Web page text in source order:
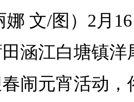
娜 文/图）2月
涵江白塘镇
闹元宵活动，